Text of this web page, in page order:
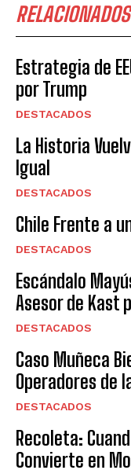
RELACIONADOS
Estrategia de
por Trump
DESTACADOS
La Historia
Igual
DESTACADOS
Chile Frente a
DESTACADOS
Escándalo
Asesor de Kast
DESTACADOS
Caso Muñeca
Operadores de
DESTACADOS
Recoleta:
Convierte en